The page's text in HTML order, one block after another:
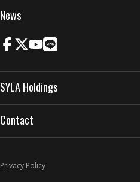
News
SYLA Holdings
Contact
Privacy Policy